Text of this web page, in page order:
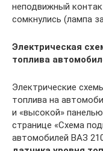
неподвижный
сомкнулись (лампа
Электрическая
топлива
Электрические
топлива на
и «высокой»
странице «Схема
автомобилей ВАЗ